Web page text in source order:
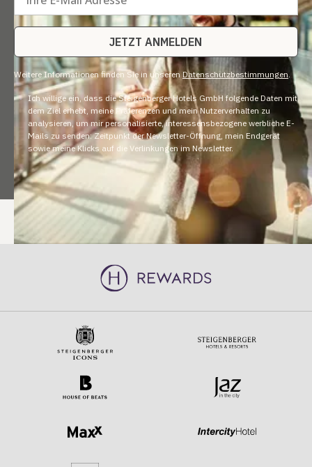
JETZT ANMELDEN
Weitere Informationen finden Sie in unserenDatenschutzbestimmungen
Ich willige ein, dass die Steigenberger Hotels GmbH folgende Daten mit
dem Ziel erhebt, meine Präferenzen und mein Nutzerverhalten zu
analysieren, um mir personalisierte, interessensbezogene werbliche E-
Mails zu senden: Zeitpunkt der Newsletter-Öffnung, mein Endgerät
sowie meine Klicks auf die Verlinkungen im Newsletter.